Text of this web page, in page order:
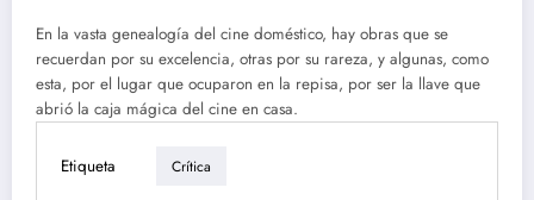
En la vasta genealogía del cine doméstico, hay obras que se
recuerdan por su excelencia, otras por su rareza, y algunas, como
esta, por el lugar que ocuparon en la repisa, por ser la llave que
abrió la caja mágica del cine en casa.
Etiqueta Crítica